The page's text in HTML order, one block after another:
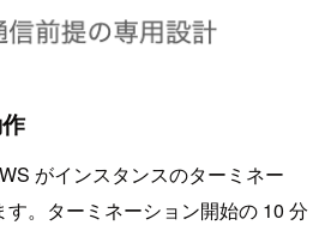
がインスタンスのターミネー
。ターミネーション開始の 10 分